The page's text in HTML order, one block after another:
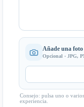
Añade una foto
Opcional · JPG,
Consejo: pulsa uno o
experiencia.